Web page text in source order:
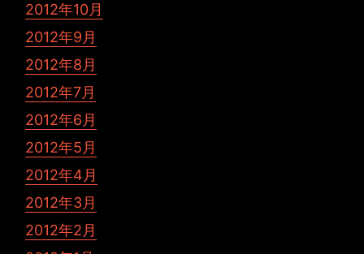
2012年10月
2012年9月
2012年8月
2012年7月
2012年6月
2012年5月
2012年4月
2012年3月
2012年2月